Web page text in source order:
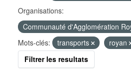
Organisations:
Communauté d'Agglomération
Mots-clés:
transports
royan
Filtrer les resultats